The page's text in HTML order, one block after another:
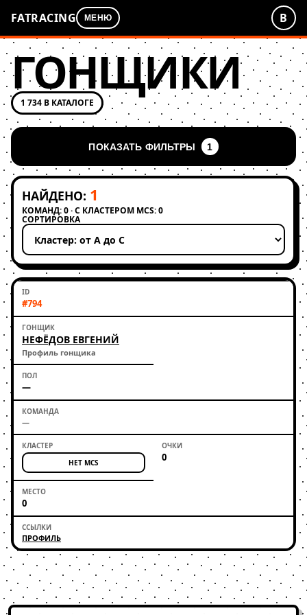
FATRACING МЕНЮ В
ГОНЩИКИ
1 734 В КАТАЛОГЕ
ПОКАЗАТЬ ФИЛЬТРЫ 1
НАЙДЕНО: 1
КОМАНД: 0 · С КЛАСТЕРОМ MCS: 0
СОРТИРОВКА
Применить сортировку
#794
НЕФЁДОВ ЕВГЕНИЙ
Профиль гонщика
—
—
НЕТ MCS 0
0
ПРОФИЛЬ